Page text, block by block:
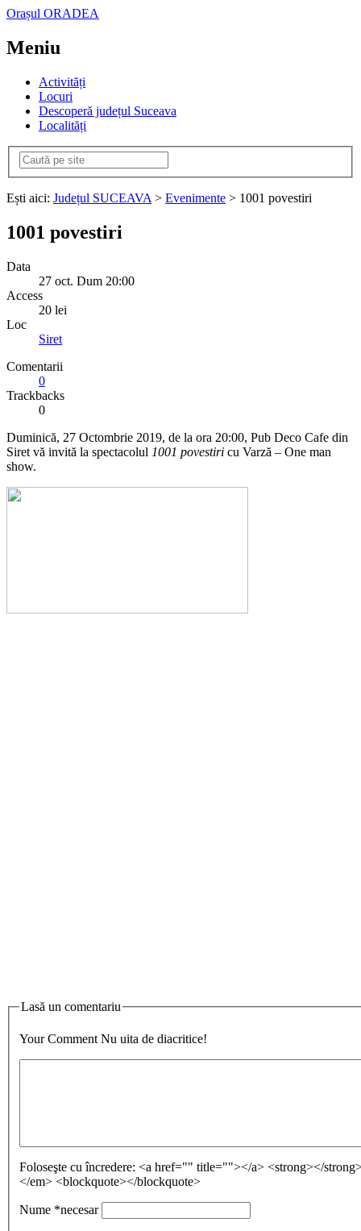
Orașul ORADEA
Meniu
Activități
Locuri
Descoperă județul Suceava
Localități
Ești aici: Județul SUCEAVA> Evenimente > 1001 povestiri
1001 povestiri
Data
27 oct. Dum 20:00
Access
20 lei
Loc
Siret
Comentarii
0
Trackbacks
0
Duminică, 27 Octombrie 2019, de la ora 20:00, Pub Deco Cafe din
Siret vă invită la spectacolul 1001 povestiri cu Varză – One man
show.
Lasă un comentariu
Your Comment Nu uita de diacritice!
Foloseşte cu încredere: <a href="" title=""></a> <strong></
</em> <blockquote></blockquote>
Nume *necesar